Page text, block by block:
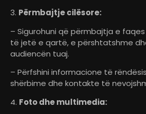
3. Përmbajtje cilësore:
– Sigurohuni që përmbajtja e
të jetë e qartë, e përshtatshme
audiencën tuaj.
– Përfshini informacione të
shërbime dhe kontakte të
4. Foto dhe multimedia: